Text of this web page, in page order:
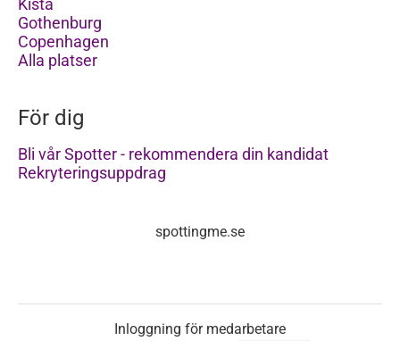
Kista
Gothenburg
Copenhagen
Alla platser
För dig
Bli vår Spotter - rekommendera din kandidat
Rekryteringsuppdrag
spottingme.se
Inloggning för medarbetare